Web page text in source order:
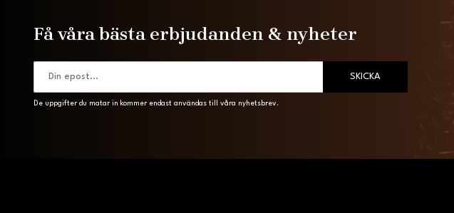
Få våra bästa erbjudanden & nyheter
SKICKA
De uppgifter du matar in kommer endast användas till våra nyhetsbrev.